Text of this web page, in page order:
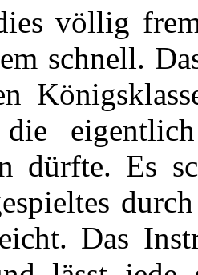
völlig
schnell.
die
dürfte. Es
Das